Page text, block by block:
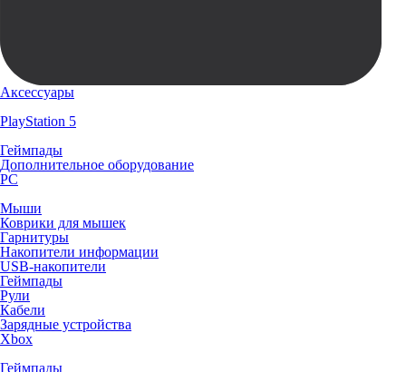
Аксессуары
PlayStation 5
Геймпады
Дополнительное оборудование
PC
Мыши
Коврики для мышек
Гарнитуры
Накопители информации
USB-накопители
Геймпады
Рули
Кабели
Зарядные устройства
Xbox
Геймпады